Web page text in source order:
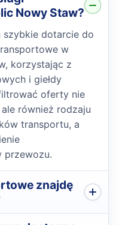
Nowy Staw?
szybkie dotarcie do
w
korzystając z
i giełdy
oferty nie
również rodzaju
transportu, a
przewozu.
znajdę